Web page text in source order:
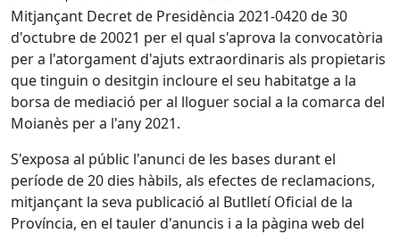
Mitjançant Decret de Presidència 2021-0420 de 30
d'octubre de 20021 per el qual s'aprova la convocatòria
per a l'atorgament d'ajuts extraordinaris als propietaris
que tinguin o desitgin incloure el seu habitatge a la
borsa de mediació per al lloguer social a la comarca del
Moianès per a l'any 2021.
S'exposa al públic l'anunci de les bases durant el
període de 20 dies hàbils, als efectes de reclamacions,
mitjançant la seva publicació al Butlletí Oficial de la
Província, en el tauler d'anuncis i a la pàgina web del